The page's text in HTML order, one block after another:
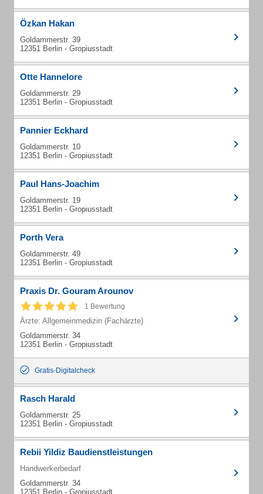
Özkan Hakan
Goldammerstr. 39
12351 Berlin - Gropiusstadt
Otte Hannelore
Goldammerstr. 29
12351 Berlin - Gropiusstadt
Pannier Eckhard
Goldammerstr. 10
12351 Berlin - Gropiusstadt
Paul Hans-Joachim
Goldammerstr. 19
12351 Berlin - Gropiusstadt
Porth Vera
Goldammerstr. 49
12351 Berlin - Gropiusstadt
Praxis Dr. Gouram Arounov
1 Bewertung
Ärzte: Allgemeinmedizin (Fachärzte)
Goldammerstr. 34
12351 Berlin - Gropiusstadt
Gratis-Digitalcheck
Rasch Harald
Goldammerstr. 25
12351 Berlin - Gropiusstadt
Rebii Yildiz Baudienstleistungen
Handwerkerbedarf
Goldammerstr. 34
12351 Berlin - Gropiusstadt